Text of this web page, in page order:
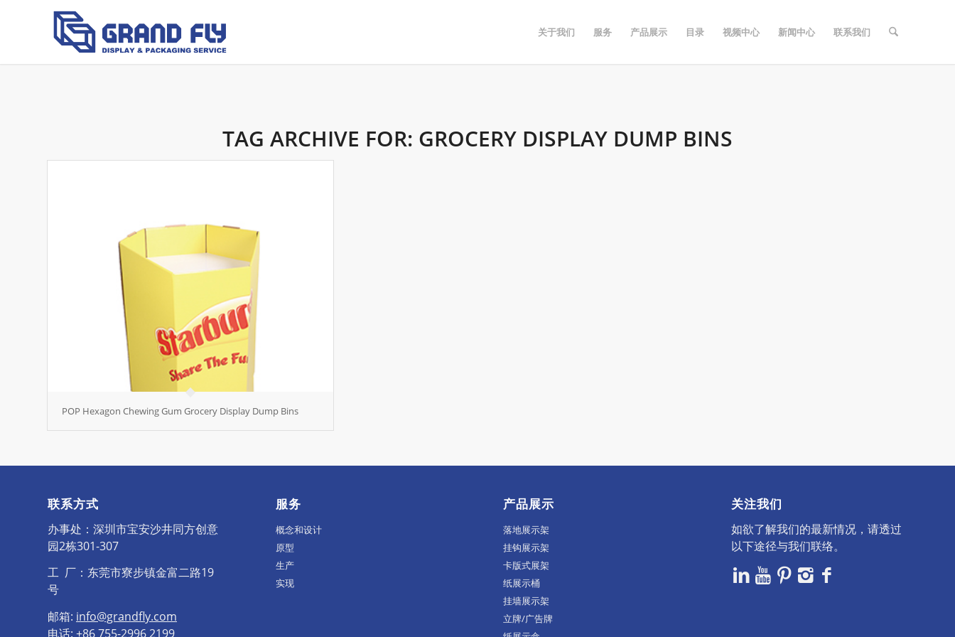
关于我们 服务 产品展示 目录 视频中心 新闻中心 联系我们
TAG ARCHIVE FOR: GROCERY DISPLAY DUMP BINS
POP Hexagon Chewing Gum Grocery Display Dump Bins
联系方式
办事处：深圳市宝安沙井同方创意
园2栋301-307
工 厂：东莞市寮步镇金富二路19
号
邮箱: info@grandfly.com
电话: +86 755-2996 2199
服务
概念和设计
原型
生产
实现
产品展示
落地展示架
挂钩展示架
卡版式展架
纸展示桶
挂墙展示架
立牌/广告牌
关注我们
如欲了解我们的最新情况，请透过
以下途径与我们联络。